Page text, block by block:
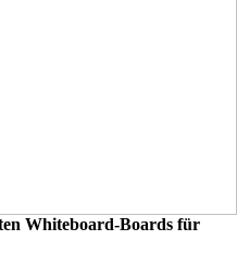
Whiteboard-Boards für